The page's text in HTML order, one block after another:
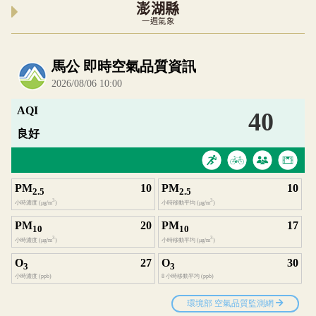
澎湖縣
一週氣象
內嵌空氣品質小工具為視覺預覽，完整即時空